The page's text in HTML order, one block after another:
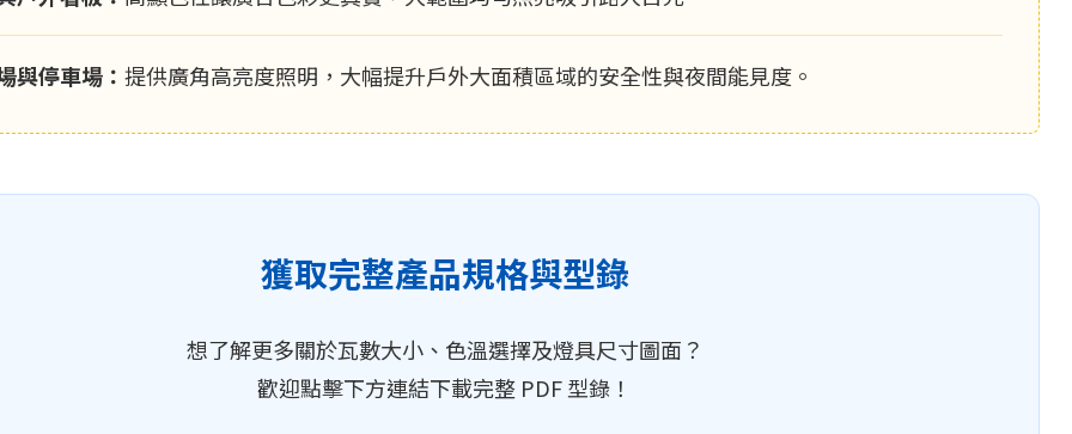
與停車場：提供廣角高亮度照明，大幅提升戶外大面積區域的安全性與夜間能見度。
獲取完整產品規格與型錄
想了解更多關於瓦數大小、色溫選擇及燈具尺寸圖面？
歡迎點擊下方連結下載完整 PDF 型錄！